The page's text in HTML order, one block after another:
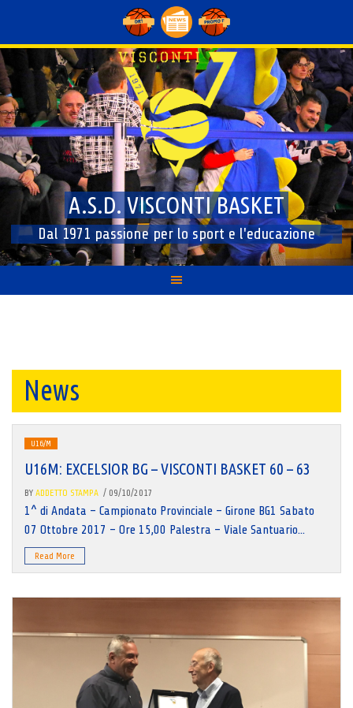
content
A.S.D. VISCONTI BASKET
Dal 1971 passione per lo sport e l'educazione
News
U16/M
U16M: EXCELSIOR BG – VISCONTI BASKET 60 – 63
BY ADDETTO STAMPA / 09/10/2017
1^ di Andata – Campionato Provinciale – Girone BG1 Sabato
07 Ottobre 2017 – Ore 15,00 Palestra – Viale Santuario...
Read More